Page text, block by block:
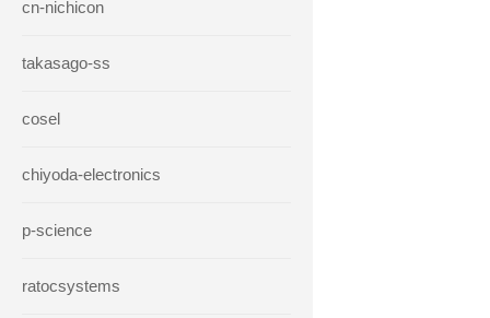
cn-nichicon
takasago-ss
cosel
chiyoda-electronics
p-science
ratocsystems